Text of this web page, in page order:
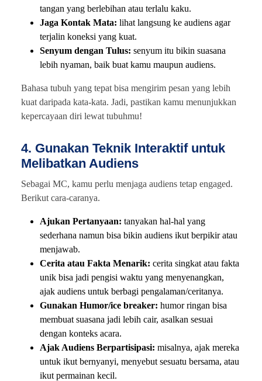
tangan yang berlebihan atau terlalu kaku.
Jaga Kontak Mata: lihat langsung ke audiens agar
terjalin koneksi yang kuat.
Senyum dengan Tulus: senyum itu bikin suasana
lebih nyaman, baik buat kamu maupun audiens.
Bahasa tubuh yang tepat bisa mengirim pesan yang lebih
kuat daripada kata-kata. Jadi, pastikan kamu menunjukkan
kepercayaan diri lewat tubuhmu!
4. Gunakan Teknik Interaktif untuk
Melibatkan Audiens
Sebagai MC, kamu perlu menjaga audiens tetap engaged.
Berikut cara-caranya.
Ajukan Pertanyaan: tanyakan hal-hal yang
sederhana namun bisa bikin audiens ikut berpikir atau
menjawab.
Cerita atau Fakta Menarik: cerita singkat atau fakta
unik bisa jadi pengisi waktu yang menyenangkan,
ajak audiens untuk berbagi pengalaman/ceritanya.
Gunakan Humor/ice breaker: humor ringan bisa
membuat suasana jadi lebih cair, asalkan sesuai
dengan konteks acara.
Ajak Audiens Berpartisipasi: misalnya, ajak mereka
untuk ikut bernyanyi, menyebut sesuatu bersama, atau
ikut permainan kecil.